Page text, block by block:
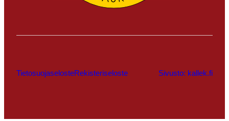
TietosuojaselosteRekisteriseloste Sivusto: kallek.fi